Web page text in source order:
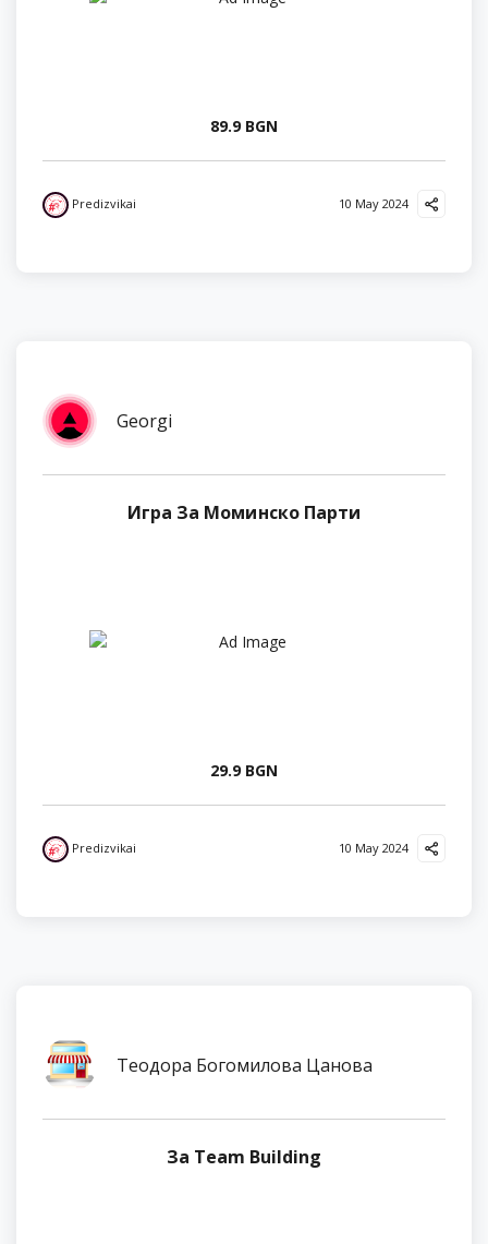
89.9 BGN
Predizvikai 10 May 2024
Georgi
Игра За Моминско Парти
29.9 BGN
Predizvikai 10 May 2024
Теодора Богомилова Цанова
За Team Building